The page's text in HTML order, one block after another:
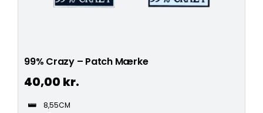
99% Crazy – Patch Mærke
40,00 kr.
8,55CM